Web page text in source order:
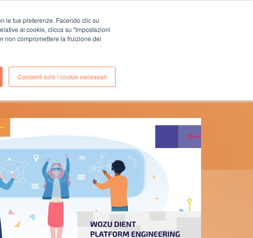
le tue preferenze. Facendo clic su
ai cookie, clicca su "Impostazioni
non compromettere la fruizione dei
Consenti solo i cookie necessari
FALLSTUDIEN